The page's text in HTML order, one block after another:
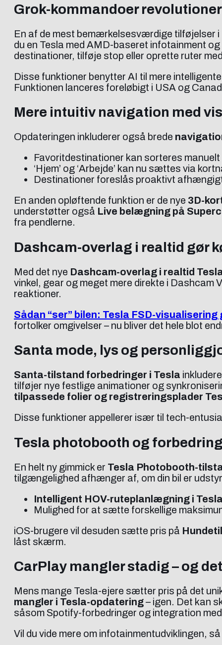
Grok-kommandoer
En af de mest bemærkelsesværdige tilføjelser i
du en Tesla med AMD-baseret infotainment
destinationer, tilføje stop eller oprette ruter
Disse funktioner benytter AI til mere
Funktionen lanceres foreløbigt i USA og
Mere intuitiv navigation med
Opdateringen inkluderer også brede
Favoritdestinationer kan sorteres manuelt
‘Hjem’ og ‘Arbejde’ kan nu sættes via
Destinationer foreslås proaktivt
En anden opløftende funktion er de nye 3D-
understøtter også Live belægning på
fra pendlerne.
Dashcam-overlag i realtid gør
Med det nye Dashcam-overlag i realtid
vinkel, gear og meget mere direkte i
reaktioner.
Sådan “ser” bilen: Tesla FSD-
fortolker omgivelser – nu bliver det hele blot
Santa mode, lys og
Santa-tilstand forbedringer i Tesla
tilføjer nye festlige animationer og
tilpassede folier og registreringsplader
Disse funktioner appellerer især til tech-
Tesla photobooth og
En helt ny gimmick er Tesla Photobooth-
tilgængelighed afhænger af, om din bil er
Intelligent HOV-ruteplanlægning i
Mulighed for at sætte forskellige
iOS-brugere vil desuden sætte pris på
låst skærm.
CarPlay mangler stadig – og
Mens mange Tesla-ejere sætter pris på det
mangler i Tesla-opdatering– igen. Det kan
såsom Spotify-forbedringer og integration
Vil du vide mere om infotainmentudviklingen,